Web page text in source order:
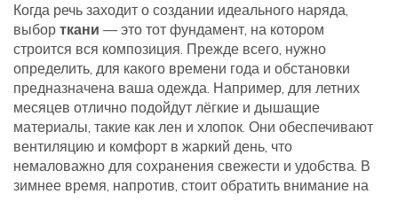
Когда речь заходит о создании идеального наряда,
выбор ткани — это тот фундамент, на котором
строится вся композиция. Прежде всего, нужно
определить, для какого времени года и обстановки
предназначена ваша одежда. Например, для летних
месяцев отлично подойдут лёгкие и дышащие
материалы, такие как лен и хлопок. Они обеспечивают
вентиляцию и комфорт в жаркий день, что
немаловажно для сохранения свежести и удобства. В
зимнее время, напротив, стоит обратить внимание на